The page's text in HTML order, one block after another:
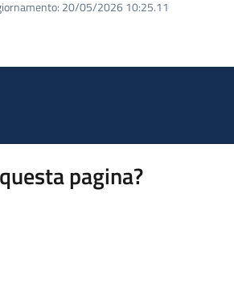
20/05/2026 10:25.11
pagina?